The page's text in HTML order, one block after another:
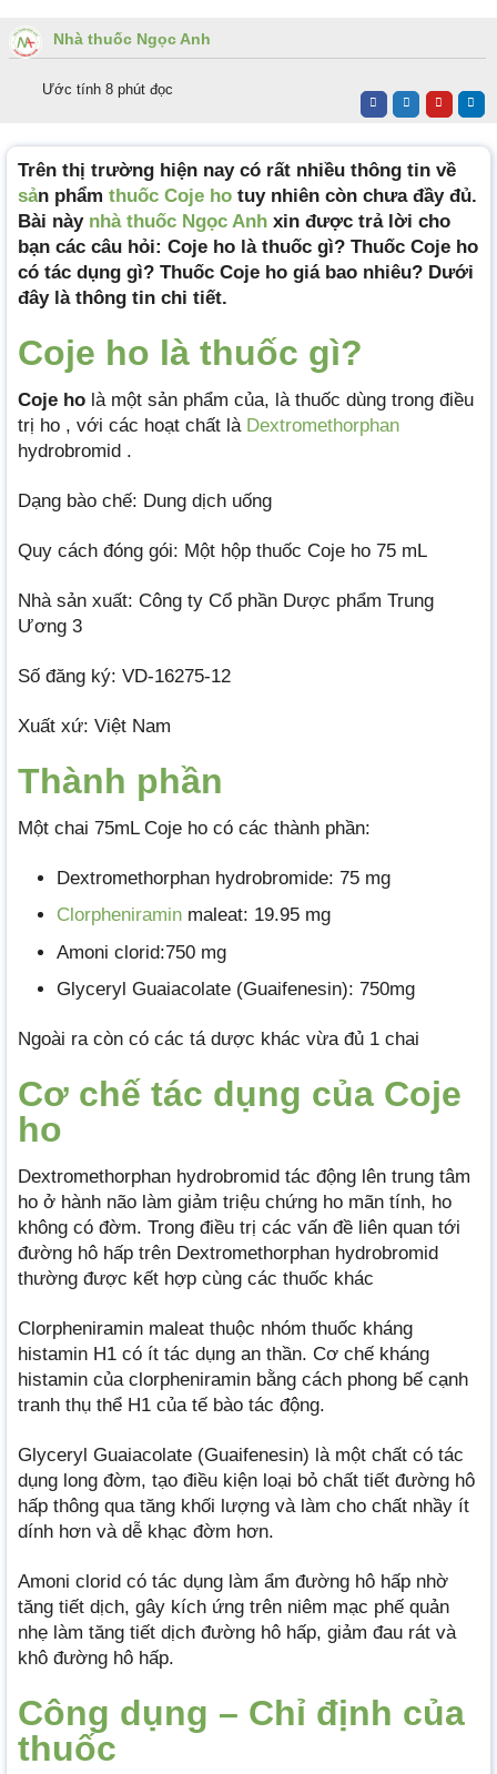
Nhà thuốc Ngọc Anh
Ước tính 8 phút đọc
Trên thị trường hiện nay có rất nhiều thông tin về
sản phẩm thuốc Coje ho tuy nhiên còn chưa đầy đủ.
Bài này nhà thuốc Ngọc Anh xin được trả lời cho
bạn các câu hỏi: Coje ho là thuốc gì? Thuốc Coje ho
có tác dụng gì? Thuốc Coje ho giá bao nhiêu? Dưới
đây là thông tin chi tiết.
Coje ho là thuốc gì?
Coje ho là một sản phẩm của, là thuốc dùng trong điều
trị ho , với các hoạt chất là Dextromethorphan
hydrobromid .
Dạng bào chế: Dung dịch uống
Quy cách đóng gói: Một hộp thuốc Coje ho 75 mL
Nhà sản xuất: Công ty Cổ phần Dược phẩm Trung
Ương 3
Số đăng ký: VD-16275-12
Xuất xứ: Việt Nam
Thành phần
Một chai 75mL Coje ho có các thành phần:
Dextromethorphan hydrobromide: 75 mg
Clorpheniramin maleat: 19.95 mg
Amoni clorid:750 mg
Glyceryl Guaiacolate (Guaifenesin): 750mg
Ngoài ra còn có các tá dược khác vừa đủ 1 chai
Cơ chế tác dụng của Coje
ho
Dextromethorphan hydrobromid tác động lên trung tâm
ho ở hành não làm giảm triệu chứng ho mãn tính, ho
không có đờm. Trong điều trị các vấn đề liên quan tới
đường hô hấp trên Dextromethorphan hydrobromid
thường được kết hợp cùng các thuốc khác
Clorpheniramin maleat thuộc nhóm thuốc kháng
histamin H1 có ít tác dụng an thần. Cơ chế kháng
histamin của clorpheniramin bằng cách phong bế cạnh
tranh thụ thể H1 của tế bào tác động.
Glyceryl Guaiacolate (Guaifenesin) là một chất có tác
dụng long đờm, tạo điều kiện loại bỏ chất tiết đường hô
hấp thông qua tăng khối lượng và làm cho chất nhầy ít
dính hơn và dễ khạc đờm hơn.
Amoni clorid có tác dụng làm ẩm đường hô hấp nhờ
tăng tiết dịch, gây kích ứng trên niêm mạc phế quản
nhẹ làm tăng tiết dịch đường hô hấp, giảm đau rát và
khô đường hô hấp.
Công dụng – Chỉ định của
thuốc